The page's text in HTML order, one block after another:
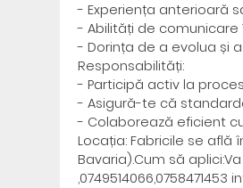
- Experiența anterioară
- Abilități de
- Dorința de a evolua și
Responsabilități:
- Participă activ la
- Asigură-te că
- Colaborează eficient
Locația: Fabricile se
Bavaria).Cum să
,0749514066,0758471453